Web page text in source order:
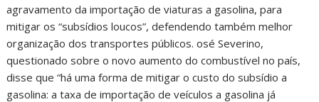
agravamento da importação de viaturas a gasolina, para
mitigar os “subsídios loucos”, defendendo também melhor
organização dos transportes públicos. osé Severino,
questionado sobre o novo aumento do combustível no país,
disse que “há uma forma de mitigar o custo do subsídio a
gasolina: a taxa de importação de veículos a gasolina já